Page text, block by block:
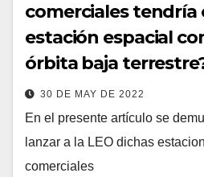
comerciales tendría
estación espacial
órbita baja
30 DE MAY DE 2022
En el presente artículo se
lanzar a la LEO dichas
comerciales